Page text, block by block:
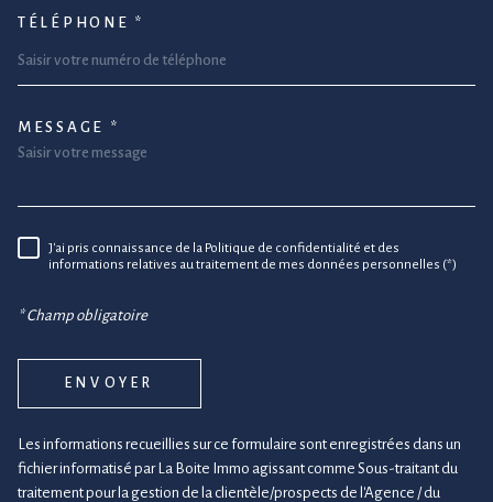
TÉLÉPHONE *
TRAD_MELTEM_VOREDEMANDE
MESSAGE *
RÈGLEMENTATION
J'ai pris connaissance de la Politique de confidentialité et des
informations relatives au traitement de mes données personnelles (*)
* Champ obligatoire
ENVOYER
Les informations recueillies sur ce formulaire sont enregistrées dans un
fichier informatisé par La Boite Immo agissant comme Sous-traitant du
traitement pour la gestion de la clientèle/prospects de l'Agence / du